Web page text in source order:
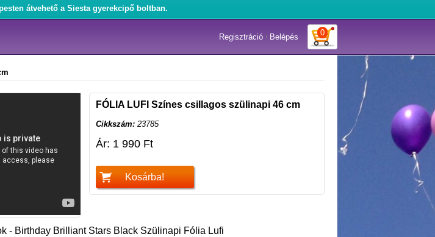
átvehető a Siesta gyerekcipő boltban.
0
Regisztráció Belépés
FÓLIA LUFI Színes csillagos szülinapi 46 cm
Cikkszám: 23785
Ár: 1 990 Ft
Kosárba!
- Birthday Brilliant Stars Black Szülinapi Fólia Lufi